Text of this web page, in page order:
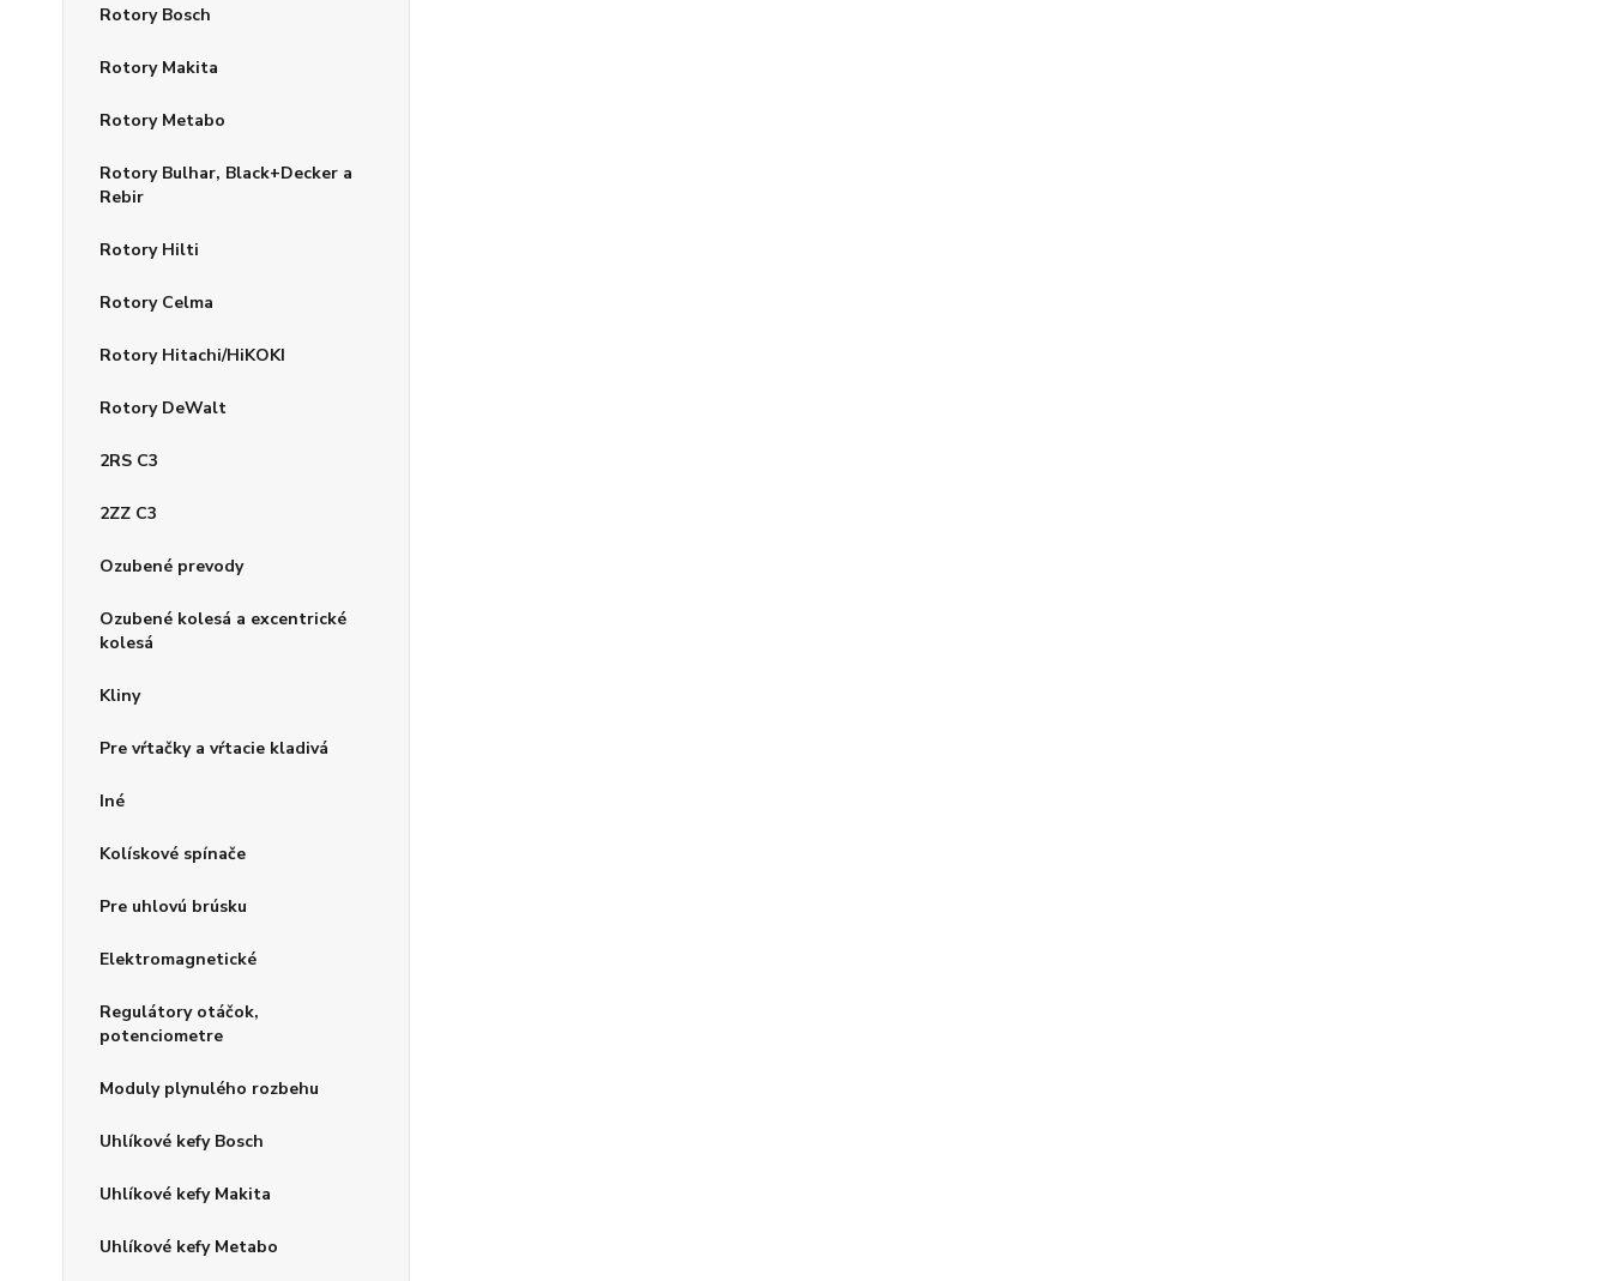
Rotory Bosch
Rotory Makita
Rotory Metabo
Rotory Bulhar, Black+Decker a
Rebir
Rotory Hilti
Rotory Celma
Rotory Hitachi/HiKOKI
Rotory DeWalt
2RS C3
2ZZ C3
Ozubené prevody
Ozubené kolesá a excentrické
kolesá
Kliny
Pre vŕtačky a vŕtacie kladivá
Iné
Kolískové spínače
Pre uhlovú brúsku
Elektromagnetické
Regulátory otáčok,
potenciometre
Moduly plynulého rozbehu
Uhlíkové kefy Bosch
Uhlíkové kefy Makita
Uhlíkové kefy Metabo